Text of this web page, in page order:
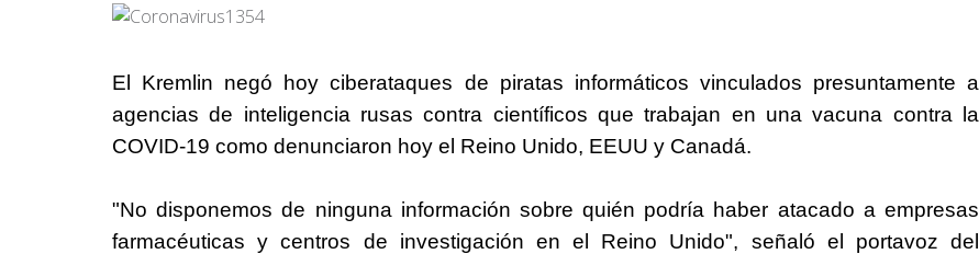
El Kremlin negó hoy ciberataques de piratas informáticos vinculados presuntamente a
agencias de inteligencia rusas contra científicos que trabajan en una vacuna contra la
COVID-19 como denunciaron hoy el Reino Unido, EEUU y Canadá.
"No disponemos de ninguna información sobre quién podría haber atacado a empresas
farmacéuticas y centros de investigación en el Reino Unido", señaló el portavoz del